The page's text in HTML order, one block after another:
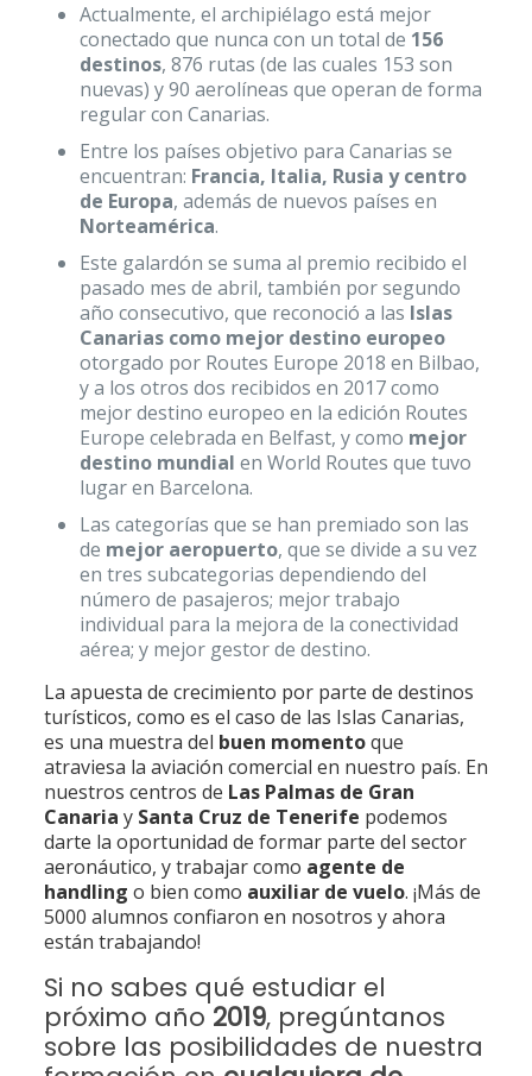
Actualmente, el archipiélago está mejor
conectado que nunca con un total de 156
destinos, 876 rutas (de las cuales 153 son
nuevas) y 90 aerolíneas que operan de forma
regular con Canarias.
Entre los países objetivo para Canarias se
encuentran: Francia, Italia, Rusia y centro
de Europa, además de nuevos países en
Norteamérica.
Este galardón se suma al premio recibido el
pasado mes de abril, también por segundo
año consecutivo, que reconoció a las Islas
Canarias como mejor destino europeo
otorgado por Routes Europe 2018 en Bilbao,
y a los otros dos recibidos en 2017 como
mejor destino europeo en la edición Routes
Europe celebrada en Belfast, y como mejor
destino mundial en World Routes que tuvo
lugar en Barcelona.
Las categorías que se han premiado son las
de mejor aeropuerto, que se divide a su vez
en tres subcategorias dependiendo del
número de pasajeros; mejor trabajo
individual para la mejora de la conectividad
aérea; y mejor gestor de destino.
La apuesta de crecimiento por parte de destinos
turísticos, como es el caso de las Islas Canarias,
es una muestra del buen momentoque
atraviesa la aviación comercial en nuestro país. En
nuestros centros de Las Palmas de Gran
Canaria ySanta Cruz de Tenerife podemos
darte la oportunidad de formar parte del sector
aeronáutico, y trabajar como agente de
handling o bien como auxiliar de vuelo. ¡Más de
5000 alumnos confiaron en nosotros y ahora
están trabajando!
Si no sabes qué estudiar el
próximo año 2019, pregúntanos
sobre las posibilidades de nuestra